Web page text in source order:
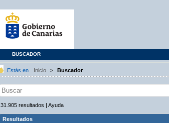
BUSCADOR
Estás en Inicio > Buscador
31.905 resultados | Ayuda
Resultados